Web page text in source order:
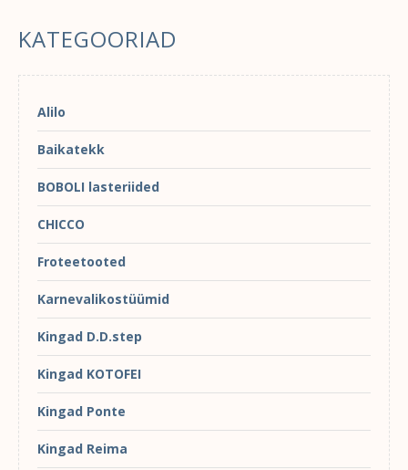
KATEGOORIAD
Alilo
Baikatekk
BOBOLI lasteriided
CHICCO
Froteetooted
Karnevalikostüümid
Kingad D.D.step
Kingad KOTOFEI
Kingad Ponte
Kingad Reima